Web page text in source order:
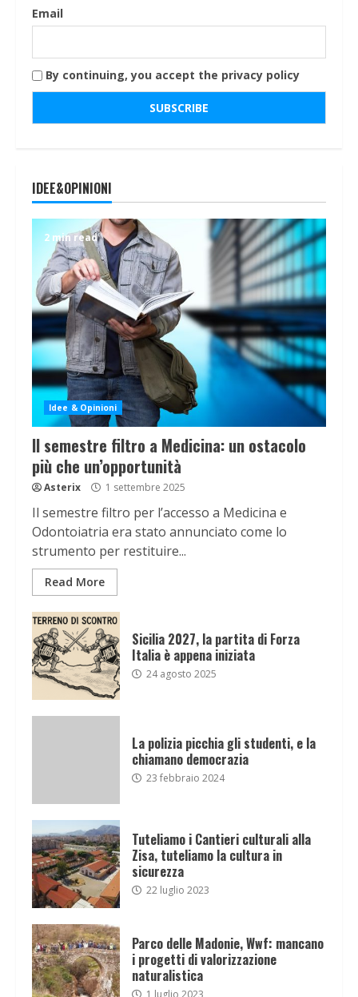
Email
By continuing, you accept the privacy policy
IDEE&OPINIONI
2 min read
Idee & Opinioni
Il semestre filtro a Medicina: un ostacolo
più che un’opportunità
Asterix 1 settembre 2025
Il semestre filtro per l’accesso a Medicina e
Odontoiatria era stato annunciato come lo
strumento per restituire...
Read More
Sicilia 2027, la partita di Forza
Italia è appena iniziata
24 agosto 2025
La polizia picchia gli studenti, e la
chiamano democrazia
23 febbraio 2024
Tuteliamo i Cantieri culturali alla
Zisa, tuteliamo la cultura in
sicurezza
22 luglio 2023
Parco delle Madonie, Wwf: mancano
i progetti di valorizzazione
naturalistica
1 luglio 2023